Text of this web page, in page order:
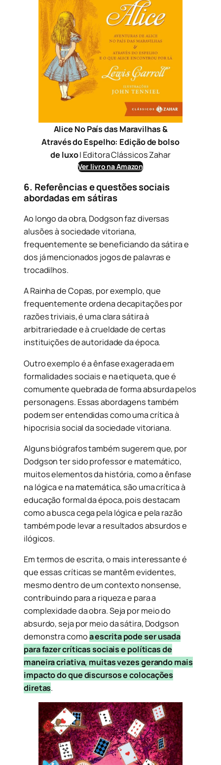
Alice No País das Maravilhas &
Através do Espelho: Edição de bolso
de luxo| Editora Clássicos Zahar
Ver livro na Amazon
6. Referências e questões sociais
abordadas em sátiras
Ao longo da obra, Dodgson faz diversas
alusões à sociedade vitoriana,
frequentemente se beneficiando da sátira e
dos já mencionados jogos de palavras e
trocadilhos.
A Rainha de Copas, por exemplo, que
frequentemente ordena decapitações por
razões triviais, é uma clara sátira à
arbitrariedade e à crueldade de certas
instituições de autoridade da época.
Outro exemplo é a ênfase exagerada em
formalidades sociais e na etiqueta, que é
comumente quebrada de forma absurda pelos
personagens. Essas abordagens também
podem ser entendidas como uma crítica à
hipocrisia social da sociedade vitoriana.
Alguns biógrafos também sugerem que, por
Dodgson ter sido professor e matemático,
muitos elementos da história, como a ênfase
na lógica e na matemática, são uma crítica à
educação formal da época, pois destacam
como a busca cega pela lógica e pela razão
também pode levar a resultados absurdos e
ilógicos.
Em termos de escrita, o mais interessante é
que essas críticas se mantêm evidentes,
mesmo dentro de um contexto nonsense,
contribuindo para a riqueza e para a
complexidade da obra. Seja por meio do
absurdo, seja por meio da sátira, Dodgson
demonstra comoa escrita pode ser usada
para fazer críticas sociais e políticas de
maneira criativa, muitas vezes gerando mais
impacto do que discursos e colocações
diretas.